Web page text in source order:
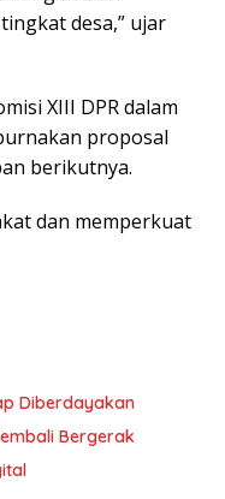
desa,” ujar
XIII DPR dalam
proposal
berikutnya.
dan memperkuat
Diberdayakan
Bergerak